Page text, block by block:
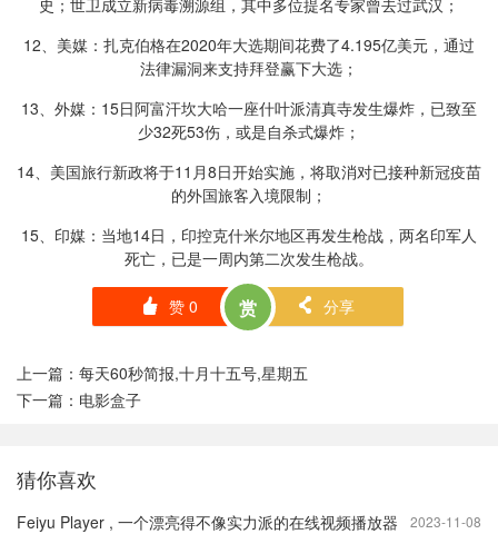
史；世卫成立新病毒溯源组，其中多位提名专家曾去过武汉；
12、美媒：扎克伯格在2020年大选期间花费了4.195亿美元，通过
法律漏洞来支持拜登赢下大选；
13、外媒：15日阿富汗坎大哈一座什叶派清真寺发生爆炸，已致至
少32死53伤，或是自杀式爆炸；
14、美国旅行新政将于11月8日开始实施，将取消对已接种新冠疫苗
的外国旅客入境限制；
15、印媒：当地14日，印控克什米尔地区再发生枪战，两名印军人
死亡，已是一周内第二次发生枪战。
󰄼 赞 0 赏 󰄯 分享
上一篇： 每天60秒简报,十月十五号,星期五
下一篇： 电影盒子
猜你喜欢
2023-11-08
Feiyu Player , 一个漂亮得不像实力派的在线视频播放器